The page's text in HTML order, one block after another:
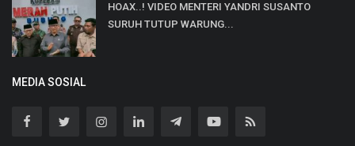
HOAX..! VIDEO MENTERI YANDRI SUSANTO
SURUH TUTUP WARUNG...
MEDIA SOSIAL